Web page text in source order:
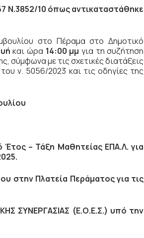
Ν.3852/10 όπως αντικαταστάθηκε
στο Πέραμα στο Δημοτικό
και ώρα 14:00 μμγια τη συζήτηση
σύμφωνα με τις σχετικές διατάξεις
ν. 5056/2023 και τις οδηγίες της
– Τάξη Μαθητείας ΕΠΑ.Λ. για
στην Πλατεία Περάματος για τις
ΣΥΝΕΡΓΑΣΙΑΣ (Ε.Ο.Ε.Σ.) υπό την